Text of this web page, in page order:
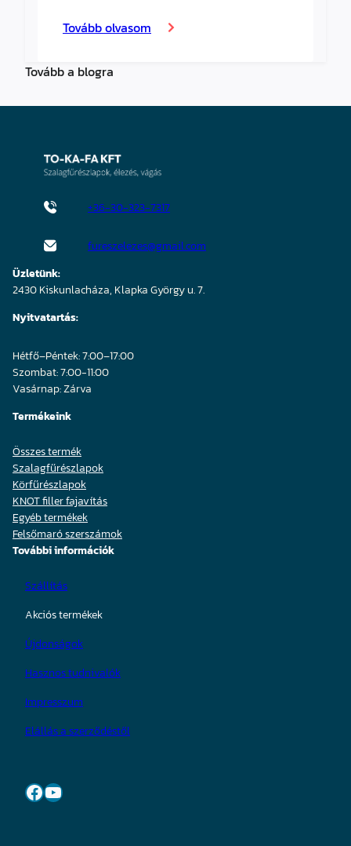
Tovább olvasom
Tovább a blogra
+36-30-323-7317
fureszelezes@gmail.com
Üzletünk:
2430 Kiskunlacháza, Klapka György u. 7.
Nyitvatartás:
Hétfő–Péntek: 7:00–17:00
Szombat: 7:00-11:00
Vasárnap: Zárva
Termékeink
Összes termék
Szalagfűrészlapok
Körfűrészlapok
KNOT filler fajavítás
Egyéb termékek
Felsőmaró szerszámok
További információk
Szállítás
Akciós termékek
Újdonságok
Hasznos tudnivalók
Impresszum
Elállás a szerződéstől
Facebook YouTube